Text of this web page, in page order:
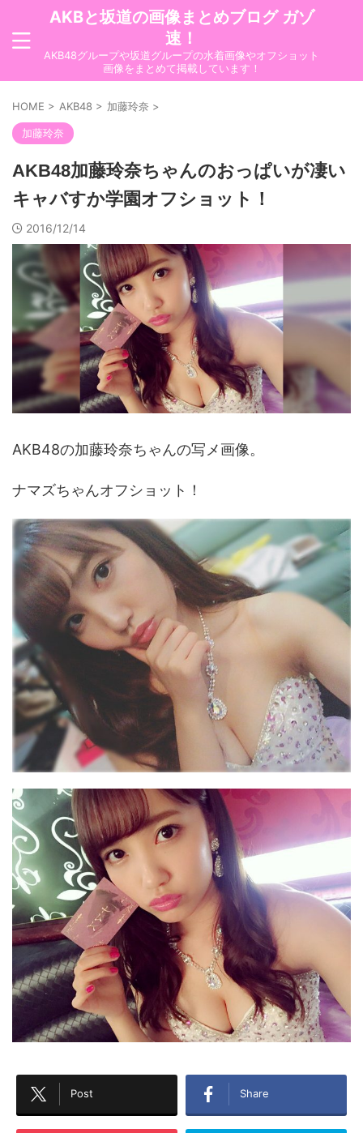
AKBと坂道の画像まとめブログ ガゾ
速！
AKB48グループや坂道グループの水着画像やオフショット
画像をまとめて掲載しています！
HOME > AKB48 > 加藤玲奈 >
加藤玲奈
AKB48加藤玲奈ちゃんのおっぱいが凄い
キャバすか学園オフショット！
2016/12/14
AKB48の加藤玲奈ちゃんの写メ画像。
ナマズちゃんオフショット！
Post Share